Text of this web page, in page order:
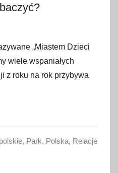
„Miastem Dzieci
wiele wspaniałych
z roku na rok przybywa
, Park, Polska, Relacje